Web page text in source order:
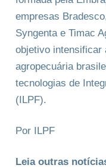
empresas
Syngenta e Timac
objetivo intensificar
agropecuária
tecnologias de
(ILPF).
Por ILPF
Leia outras